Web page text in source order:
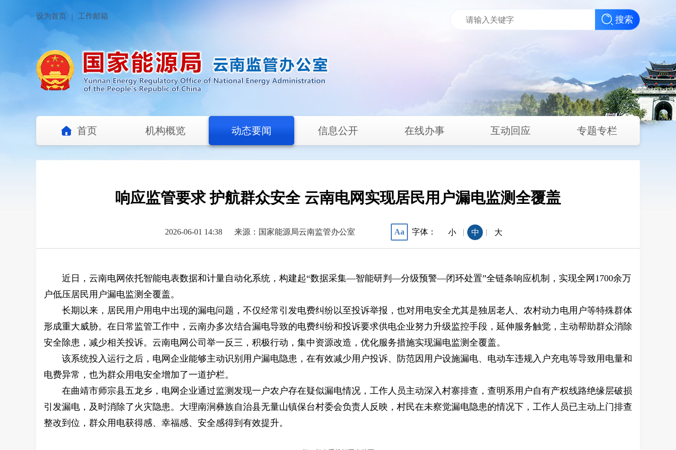
设为首页 工作邮箱 搜索
首页 机构概览 动态要闻 信息公开 在线办事 互动回应 专题专栏
响应监管要求 护航群众安全 云南电网实现居民用户漏电监测全覆盖
2026-06-01 14:38 来源：国家能源局云南监管办公室 Aa 字体： 小 | 中 | 大
近日，云南电网依托智能电表数据和计量自动化系统，构建起“数据采集—智能研判—分级预警—闭环处置”全链条响应机制，实现全网1700余万
户低压居民用户漏电监测全覆盖。
长期以来，居民用户用电中出现的漏电问题，不仅经常引发电费纠纷以至投诉举报，也对用电安全尤其是独居老人、农村动力电用户等特殊群体
形成重大威胁。在日常监管工作中，云南办多次结合漏电导致的电费纠纷和投诉要求供电企业努力升级监控手段，延伸服务触觉，主动帮助群众消除
安全除患，减少相关投诉。云南电网公司举一反三，积极行动，集中资源改造，优化服务措施实现漏电监测全覆盖。
该系统投入运行之后，电网企业能够主动识别用户漏电隐患，在有效减少用户投诉、防范因用户设施漏电、电动车违规入户充电等导致用电量和
电费异常，也为群众用电安全增加了一道护栏。
在曲靖市师宗县五龙乡，电网企业通过监测发现一户农户存在疑似漏电情况，工作人员主动深入村寨排查，查明系用户自有产权线路绝缘层破损
引发漏电，及时消除了火灾隐患。大理南涧彝族自治县无量山镇保台村委会负责人反映，村民在未察觉漏电隐患的情况下，工作人员已主动上门排查
整改到位，群众用电获得感、幸福感、安全感得到有效提升。